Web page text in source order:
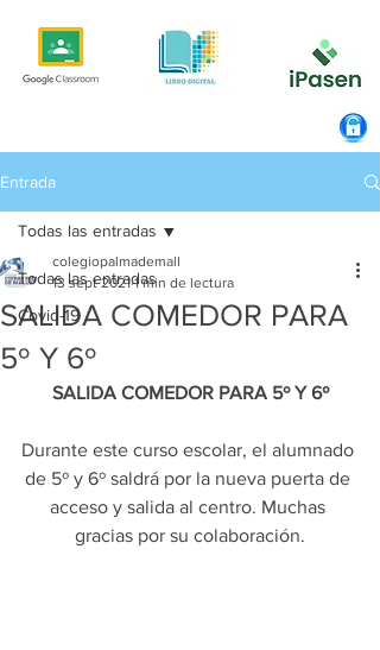
Entrada
Todas las entradas
Covid-19
Todas las entradas
SALIDA COMEDOR PARA
5º Y 6º
colegiopalmademall
13 sept 2021 1 min de lectura
SALIDA COMEDOR PARA 5º Y 6º
Durante este curso escolar, el alumnado
de 5º y 6º saldrá por la nueva puerta de
acceso y salida al centro. Muchas
gracias por su colaboración.